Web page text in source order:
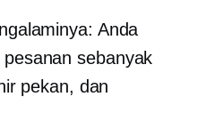
Anda
sebanyak
pekan, dan